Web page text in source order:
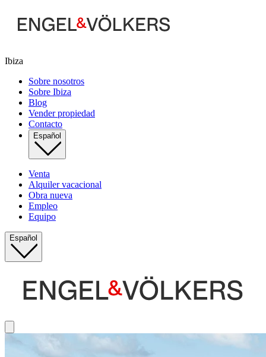
Ibiza
Sobre nosotros
Sobre Ibiza
Blog
Vender propiedad
Contacto
Español
Venta
Alquiler vacacional
Obra nueva
Empleo
Equipo
Español